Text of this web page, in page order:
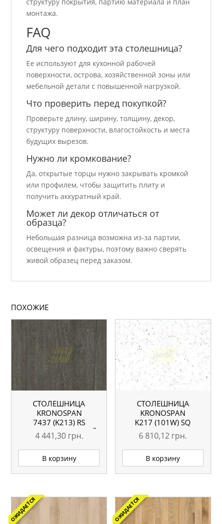
монтажа.
FAQ
Для чего подходит эта столешница?
Ее используют для кухонной рабочей
поверхности, острова, хозяйственной зоны или
мебельной детали с повышенной нагрузкой.
Что проверить перед покупкой?
Проверьте длину, ширину, толщину, декор,
структуру поверхности, влагостойкость и места
будущих вырезов.
Нужно ли кромкование?
Да, открытые торцы нужно закрывать кромкой
или профилем, чтобы защитить плиту и
получить аккуратный край.
Может ли декор отличаться от
образца?
Небольшая разница возможна из-за партии,
освещения и фактуры, поэтому важно сверять
живой образец перед заказом.
ПОХОЖИЕ
СТОЛЕШНИЦА
KRONOSPAN
7437 (K213) RS
ТРАВЕРТИН ТЕМНЫЙ
4100X600X38 ММ
4 441,30 грн.
В корзину
СТОЛЕШНИЦА
KRONOSPAN
K217 (101W) SQ
АНДРОМЕДА БЕЛАЯ
4100X600X38 ММ
6 810,12 грн.
В корзину
ОЖИДАЕТСЯ ОЖИДАЕТСЯ